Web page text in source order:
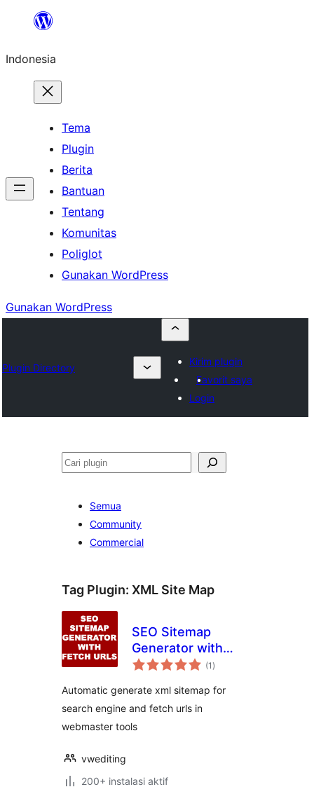
Lewati
konten
Indonesia
Tema
Plugin
Berita
Bantuan
Tentang
Komunitas
Poliglot
Gunakan WordPress
Gunakan WordPress
Plugin Directory
Kirim plugin
Favorit saya
Login
Cari
Semua
Community
Commercial
Tag Plugin: XML Site Map
SEO Sitemap
Generator with
fetch urls
(1 total
rating
)
Automatic generate xml sitemap for
search engine and fetch urls in
webmaster tools
vwediting
200+ instalasi aktif